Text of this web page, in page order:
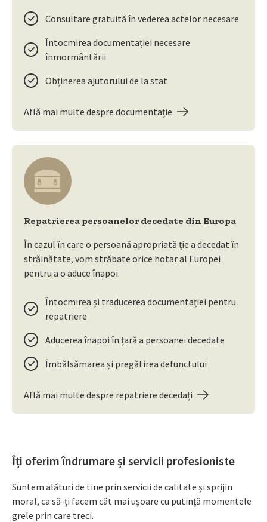
Consultare gratuită în vederea actelor necesare
Întocmirea documentației necesare
înmormântării
Obținerea ajutorului de la stat
Află mai multe despre documentație
Repatrierea persoanelor decedate din Europa
În cazul în care o persoană apropriată ție a decedat în
străinătate, vom străbate orice hotar al Europei
pentru a o aduce înapoi.
Întocmirea și traducerea documentației pentru
repatriere
Aducerea înapoi în țară a persoanei decedate
Îmbălsămarea și pregătirea defunctului
Află mai multe despre repatriere decedați
Îți oferim îndrumare și servicii profesioniste
Suntem alături de tine prin servicii de calitate și sprijin
moral, ca să-ți facem cât mai ușoare cu putință momentele
grele prin care treci.